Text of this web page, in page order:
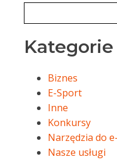
Kategorie
Biznes
E-Sport
Inne
Konkursy
Narzędzia do
Nasze usługi